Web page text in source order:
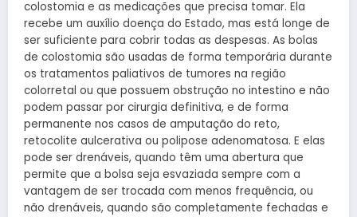
colostomia e as medicações que precisa tomar. Ela
recebe um auxílio doença do Estado, mas está longe de
ser suficiente para cobrir todas as despesas. As bolas
de colostomia são usadas de forma temporária durante
os tratamentos paliativos de tumores na região
colorretal ou que possuem obstrução no intestino e não
podem passar por cirurgia definitiva, e de forma
permanente nos casos de amputação do reto,
retocolite aulcerativa ou polipose adenomatosa. E elas
pode ser drenáveis, quando têm uma abertura que
permite que a bolsa seja esvaziada sempre com a
vantagem de ser trocada com menos frequência, ou
não drenáveis, quando são completamente fechadas e